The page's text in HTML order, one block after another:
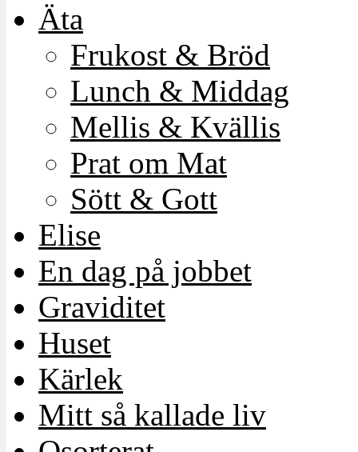
Äta
Frukost & Bröd
Lunch & Middag
Mellis & Kvällis
Prat om Mat
Sött & Gott
Elise
En dag på jobbet
Graviditet
Huset
Kärlek
Mitt så kallade liv